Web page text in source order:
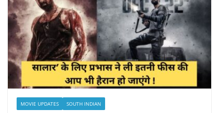
MOVIE UPDATES SOUTH INDIAN